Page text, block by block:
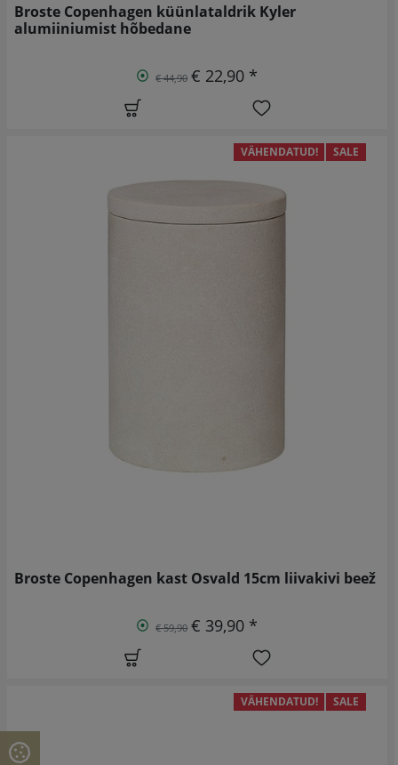
Broste Copenhagen küünlataldrik Kyler
alumiiniumist hõbedane
€ 44,90 € 22,90 *
VÄHENDATUD! SALE
Broste Copenhagen kast Osvald 15cm liivakivi beež
€ 59,90 € 39,90 *
VÄHENDATUD! SALE